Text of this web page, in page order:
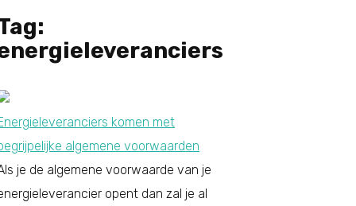
komen met
algemene voorwaarden
je de algemene voorwaarde van je
opent dan zal je al